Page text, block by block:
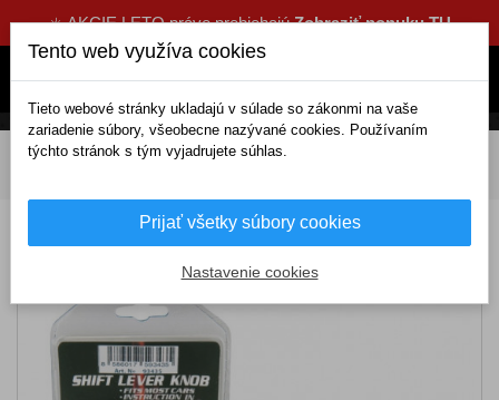
☀️ AKCIE LETO práve prebiehajúZobraziť ponuku TU
DOMOV Interiérové doplnky
Guľa radiacej páky V6
Tento web využíva cookies
Tieto webové stránky ukladajú v súlade so zákonmi na vaše
zariadenie súbory, všeobecne nazývané cookies. Používaním
týchto stránok s tým vyjadrujete súhlas.
Prijať všetky súbory cookies
Nastavenie cookies